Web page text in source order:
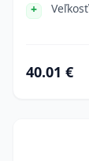
40.01 €